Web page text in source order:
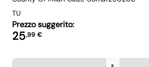
TU
Prezzo suggerito:
25,99 €